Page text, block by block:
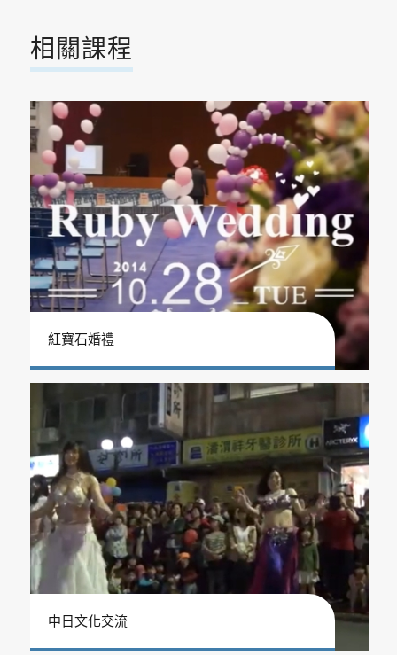
相關課程
紅寶石婚禮
中日文化交流